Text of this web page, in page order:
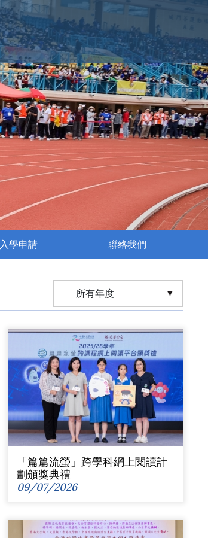
入學申請 聯絡我們
「篇篇流螢」跨學科網上閱讀計
劃頒獎典禮
09/07/2026